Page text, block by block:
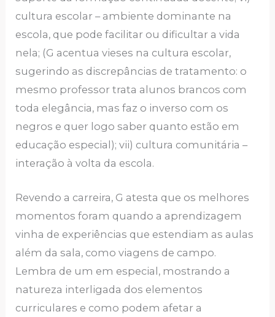
cultura escolar – ambiente dominante na
escola, que pode facilitar ou dificultar a vida
nela; (G acentua vieses na cultura escolar,
sugerindo as discrepâncias de tratamento: o
mesmo professor trata alunos brancos com
toda elegância, mas faz o inverso com os
negros e quer logo saber quanto estão em
educação especial); vii) cultura comunitária –
interação à volta da escola.
Revendo a carreira, G atesta que os melhores
momentos foram quando a aprendizagem
vinha de experiências que estendiam as aulas
além da sala, como viagens de campo.
Lembra de um em especial, mostrando a
natureza interligada dos elementos
curriculares e como podem afetar a